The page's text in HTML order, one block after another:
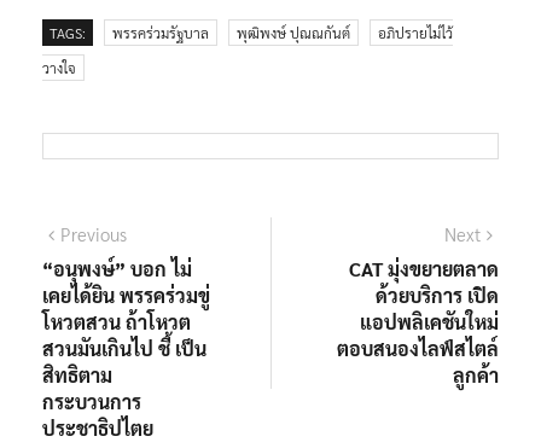
TAGS: พรรคร่วมรัฐบาล พุฒิพงษ์ ปุณณกันต์
อภิปรายไม่ไว้
วางใจ
Previous
“อนุพงษ์” บอก ไม่
เคยได้ยิน พรรคร่วมขู่
โหวตสวน ถ้าโหวต
สวนมันเกินไป ชี้ เป็น
สิทธิตาม
กระบวนการ
ประชาธิปไตย
Next
CAT มุ่งขยายตลาด
ด้วยบริการ เปิด
แอปพลิเคชันใหม่
ตอบสนองไลฟ์สไตล์
ลูกค้า